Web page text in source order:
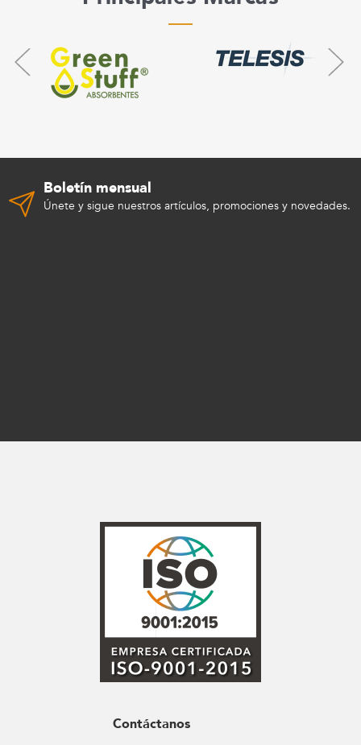
Boletín mensual
Únete y sigue nuestros artículos, promociones y novedades.
Contáctanos